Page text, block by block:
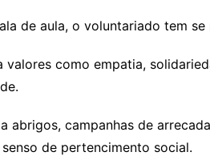
de aula, o voluntariado tem
como empatia,
abrigos, campanhas de
de pertencimento social.